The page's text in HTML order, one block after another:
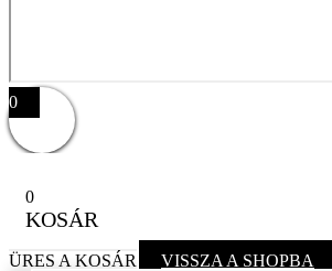
0
0
KOSÁR
ÜRES A KOSÁR VISSZA A SHOPBA